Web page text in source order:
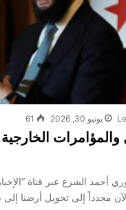
يونيو 30, 2026 61
أحمد الشرع عبر قناة
مجدداً إلى تحويل أرضنا